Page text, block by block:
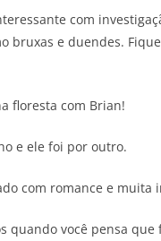
com
bruxas e duendes.
floresta com Brian!
e ele foi por outro.
com romance e muita
quando você pensa